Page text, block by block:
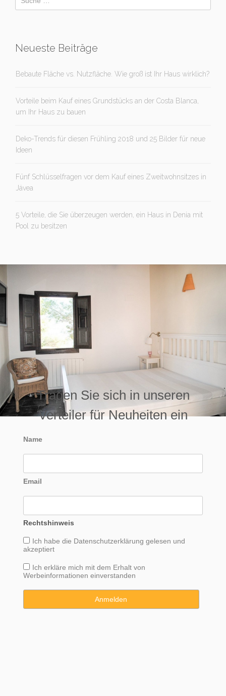
Neueste Beiträge
Bebaute Fläche vs. Nutzfläche. Wie groß ist Ihr Haus wirklich?
Vorteile beim Kauf eines Grundstücks an der Costa Blanca,
um Ihr Haus zu bauen
Deko-Trends für diesen Frühling 2018 und 25 Bilder für neue
Ideen
Fünf Schlüsselfragen vor dem Kauf eines Zweitwohnsitzes in
Jávea
5 Vorteile, die Sie überzeugen werden, ein Haus in Denia mit
Pool zu besitzen
Tragen Sie sich in unseren
Verteiler für Neuheiten ein
Name
Email
Rechtshinweis
Ich habe die Datenschutzerklärung gelesen und
akzeptiert
Ich erkläre mich mit dem Erhalt von
Werbeinformationen einverstanden